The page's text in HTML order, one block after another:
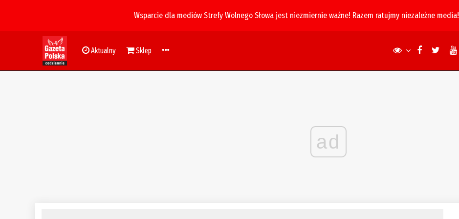
Wsparcie dla mediów Strefy Wolnego Słowa jest niezmiernie ważne! Razem ratujmy niezależne media!
Aktualny Sklep
ad